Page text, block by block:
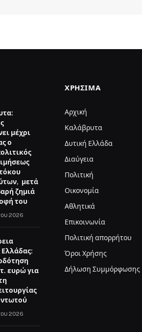
μέχρι
ο
μετά
ζημιά
του
2026
Ελλάδας:
ευρώ για
2026
ΧΡΉΣΙΜΑ
Αρχική
Καλάβρυτα
Δυτική Ελλάδα
Διαύγεια
Πολιτική
Οικονομία
Αθλητικά
Επικοινωνία
Πολιτική απορρήτου
Όροι Χρήσης
Δήλωση Συμμόρφωσης